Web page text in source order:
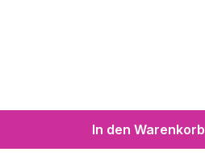
In den Warenkorb